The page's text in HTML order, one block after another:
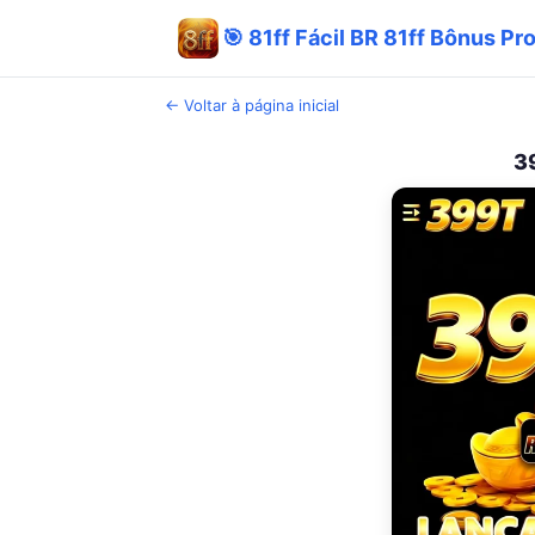
🎯 81ff Fácil BR 81ff Bônus
← Voltar à página inicial